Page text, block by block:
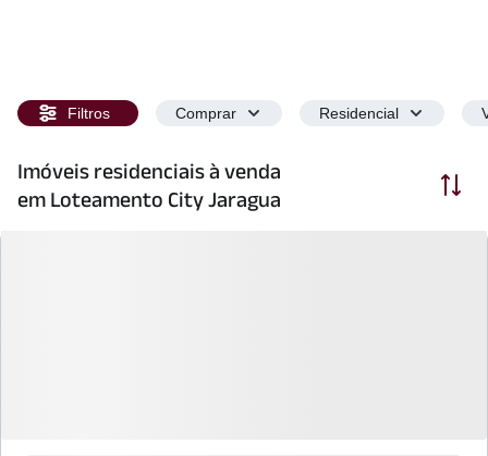
Filtros Comprar Residencial
Imóveis residenciais à venda
em Loteamento City Jaragua
Ordenar